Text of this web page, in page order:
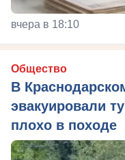
вчера в 18:10
Общество
В
эвакуировали
плохо в походе